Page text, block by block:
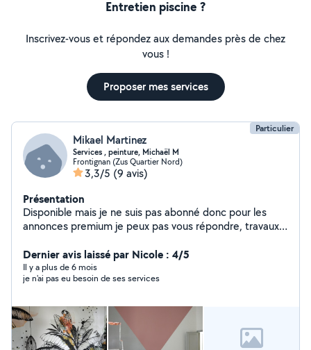
Entretien piscine ?
Inscrivez-vous et répondez aux demandes près de chez
vous !
Proposer mes services
Particulier
Mikael Martinez
Services , peinture, Michaël M
Frontignan (Zus Quartier Nord)
3,3/5 (9 avis)
Présentation
Disponible mais je ne suis pas abonné donc pour les
annonces premium je peux pas vous répondre, travaux
mais aussi nettoyage voiture avec aspirateur et
shampouineuse. je suis un peu équipé en matériel.si
intéressés n'hésitez pas à me contacter.merci
Dernier avis laissé par Nicole : 4/5
Il y a plus de 6 mois
je n'ai pas eu besoin de ses services